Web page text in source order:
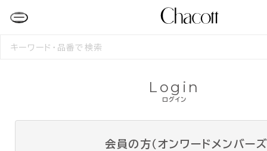
検
ログイン
Login
会員の方（オンワードメンバーズ